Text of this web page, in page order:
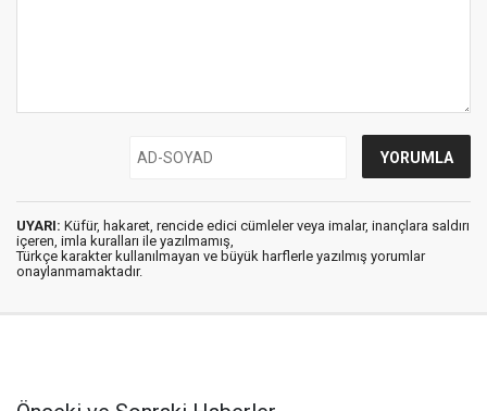
UYARI: Küfür, hakaret, rencide edici cümleler veya imalar, inançlara saldırı
içeren, imla kuralları ile yazılmamış,
Türkçe karakter kullanılmayan ve büyük harflerle yazılmış yorumlar
onaylanmamaktadır.